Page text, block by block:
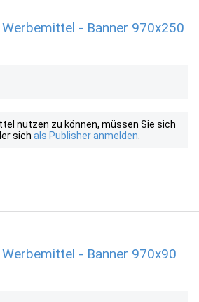
- Banner 970x250
nutzen zu können, müssen Sie sich
sich als Publisher anmelden
- Banner 970x90